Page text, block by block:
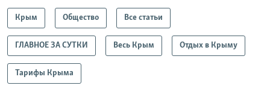
Крым Общество Все статьи
ГЛАВНОЕ ЗА СУТКИ Весь Крым Отдых в Крыму
Тарифы Крыма